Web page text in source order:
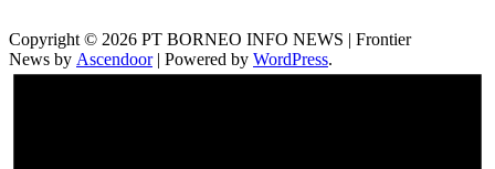
Copyright © 2026 PT BORNEO INFO NEWS | Frontier
News by Ascendoor| Powered by WordPress.